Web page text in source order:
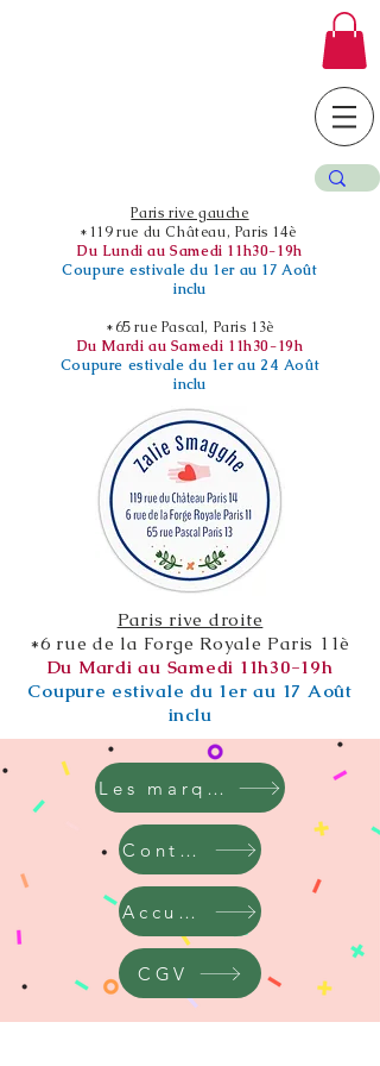
Paris rive gauche
*119 rue du Château, Paris 14è
Du Lundi au Samedi 11h30-19h
Coupure estivale du 1er au 17 Août
inclu
*65 rue Pascal, Paris 13è
Du Mardi au Samedi 11h30-19h
Coupure estivale du 1er au 24 Août
inclu
Paris rive droite
*6 rue de la Forge Royale Paris 11è
Du Mardi au Samedi 11h30-19h
Coupure estivale du 1er au 17 Août
inclu
Les marques
Contact
Accueil
CGV